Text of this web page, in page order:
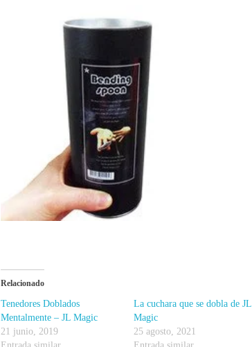
Relacionado
Tenedores Doblados
Mentalmente – JL Magic
21 junio, 2019
La cuchara que se dobla de JL
Magic
25 agosto, 2021